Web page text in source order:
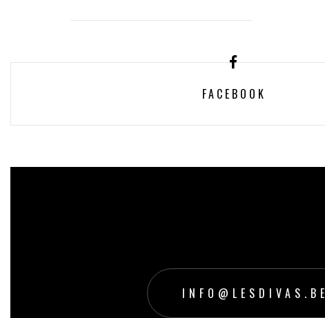
FACEBOOK
INFO@LESDIVAS.BE